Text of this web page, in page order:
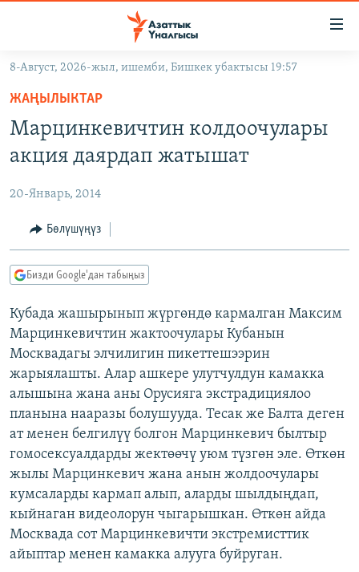
Навигацияга
өтүңүз
Издөөгө
салыңызКЫРГЫЗСТАН
ЭКОНОМИКА
МАДАНИЯТ
ДҮЙНӨ
БОРБОР АЗИЯ
АТАЙЫН ИЛИКТӨӨ
ТВ ПРОГРАММАЛАР
ЭКСПЕРТТЕР ТАЛДАЙТ
БИЗ ЖАНА ДҮЙНӨ
ДАНИСТЕ
ЭЖЕ-СИҢДИЛЕР
ЫҢГАЙСЫЗ СУРООЛОР
ӨЗГӨЧӨ ПИКИР
Русский
ОНЛАЙН ШЕРИНЕ
ЭЕ/АРнун бардык сайттары
8-Август, 2026-жыл, ишемби, Бишкек убактысы 19:57
ЖАҢЫЛЫКТАР
Maрцинкевичтин колдоочулары
акция даярдап жатышат
20-Январь, 2014
Бөлүшүңүз
Бизди Google'дан табыңыз
Кубада жашырынып жүргөндө кармалган Максим
Марцинкевичтин жактоочулары Кубанын
Москвадагы элчилигин пикеттешээрин
жарыялашты. Алар ашкере улутчулдун камакка
алышына жана аны Орусияга экстрадициялоо
планына нааразы болушууда. Тесак же Балта деген
ат менен белгилүү болгон Марцинкевич былтыр
гомосексуалдарды жектөөчү уюм түзгөн эле. Өткөн
жылы Марцинкевич жана анын жолдоочулары
кумсаларды кармап алып, аларды шылдыңдап,
кыйнаган видеолорун чыгарышкан. Өткөн айда
Москвада сот Марцинкевичти экстремисттик
айыптар менен камакка алууга буйруган.